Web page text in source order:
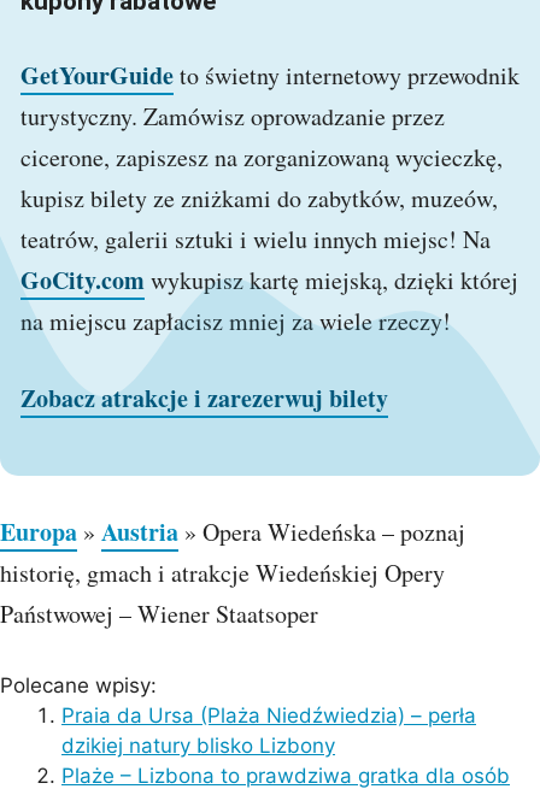
GetYourGuideto świetny internetowy przewodnik
turystyczny. Zamówisz oprowadzanie przez
cicerone, zapiszesz na zorganizowaną wycieczkę,
kupisz bilety ze zniżkami do zabytków, muzeów,
teatrów, galerii sztuki i wielu innych miejsc! Na
GoCity.comwykupisz kartę miejską, dzięki której
na miejscu zapłacisz mniej za wiele rzeczy!
Zobacz atrakcje i zarezerwuj bilety
Europa » Austria » Opera Wiedeńska – poznaj
historię, gmach i atrakcje Wiedeńskiej Opery
Państwowej – Wiener Staatsoper
Polecane wpisy:
Praia da Ursa (Plaża Niedźwiedzia) – perła
dzikiej natury blisko Lizbony
Plaże – Lizbona to prawdziwa gratka dla osób